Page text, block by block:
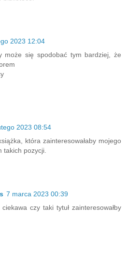
2023 12:04
może się spodobać tym bardziej, że
2023 08:54
która zainteresowałaby mojego
takich pozycji.
7 marca 2023 00:39
czy taki tytuł zainteresowałby